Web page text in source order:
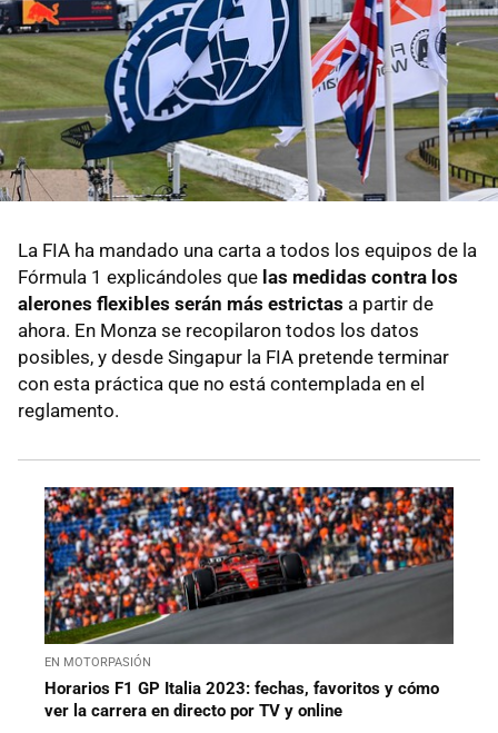
La FIA ha mandado una carta a todos los equipos de la
Fórmula 1 explicándoles que las medidas contra los
alerones flexibles serán más estrictas a partir de
ahora. En Monza se recopilaron todos los datos
posibles, y desde Singapur la FIA pretende terminar
con esta práctica que no está contemplada en el
reglamento.
EN MOTORPASIÓN
Horarios F1 GP Italia 2023: fechas, favoritos y cómo
ver la carrera en directo por TV y online